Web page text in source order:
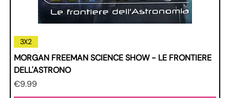
3X2
MORGAN FREEMAN SCIENCE SHOW - LE FRONTIERE
DELL'ASTRONO
Price
€9.99